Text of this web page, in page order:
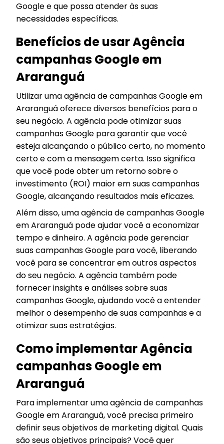
Google e que possa atender às suas
necessidades específicas.
Benefícios de usar Agência
campanhas Google em
Araranguá
Utilizar uma agência de campanhas Google em
Araranguá oferece diversos benefícios para o
seu negócio. A agência pode otimizar suas
campanhas Google para garantir que você
esteja alcançando o público certo, no momento
certo e com a mensagem certa. Isso significa
que você pode obter um retorno sobre o
investimento (ROI) maior em suas campanhas
Google, alcançando resultados mais eficazes.
Além disso, uma agência de campanhas Google
em Araranguá pode ajudar você a economizar
tempo e dinheiro. A agência pode gerenciar
suas campanhas Google para você, liberando
você para se concentrar em outros aspectos
do seu negócio. A agência também pode
fornecer insights e análises sobre suas
campanhas Google, ajudando você a entender
melhor o desempenho de suas campanhas e a
otimizar suas estratégias.
Como implementar Agência
campanhas Google em
Araranguá
Para implementar uma agência de campanhas
Google em Araranguá, você precisa primeiro
definir seus objetivos de marketing digital. Quais
são seus objetivos principais? Você quer